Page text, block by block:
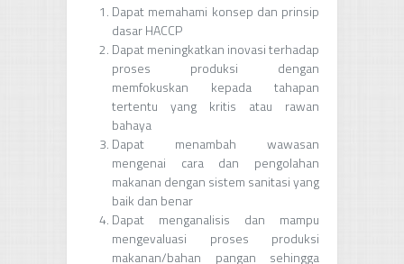
Dapat memahami konsep dan prinsip
dasar HACCP
Dapat meningkatkan inovasi terhadap
proses produksi dengan
memfokuskan kepada tahapan
tertentu yang kritis atau rawan
bahaya
Dapat menambah wawasan
mengenai cara dan pengolahan
makanan dengan sistem sanitasi yang
baik dan benar
Dapat menganalisis dan mampu
mengevaluasi proses produksi
makanan/bahan pangan sehingga